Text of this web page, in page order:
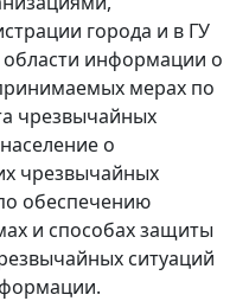
города и в ГУ
информации о
мерах по
чрезвычайных
о
чрезвычайных
обеспечению
и способах защиты
ситуаций